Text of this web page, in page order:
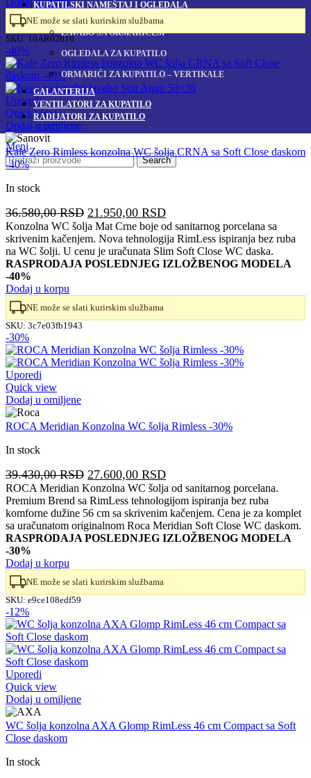
KUPATILSKI NAMEŠTAJ I OGLEDALA
LAVABO SA ORMARIĆEM
OGLEDALA ZA KUPATILO
ORMARIĆI ZA KUPATILO – VERTIKALE
GALANTERIJA
VENTILATORI ZA KUPATILO
RADIJATORI ZA KUPATILO
Meni
Search
NE može se slati kurirskim službama
SKU: 10AR02010
-40%
Uporedi
Quick view
Dodaj u omiljene
Kale Zero Rimless konzolna WC šolja CRNA sa Soft Close daskom
-40%
In stock
36.580,00RSD Originalna
cena
je
bila:
36.580,00 RSD.
21.950,00 RSDTrenutna
cena
je:
21.950,00 RSD.
Konzolna WC šolja Mat Crne boje od sanitarnog porcelana sa
skrivenim kačenjem. Nova tehnologija RimLess ispiranja bez ruba
na WC šolji. U cenu je uračunata Slim Soft Close WC daska.
RASPRODAJA POSLEDNJEG IZLOŽBENOG MODELA
-40%
Dodaj u korpu
NE može se slati kurirskim službama
SKU: 3c7e03fb1943
-30%
Uporedi
Quick view
Dodaj u omiljene
ROCA Meridian Konzolna WC šolja Rimless -30%
In stock
39.430,00RSD Originalna
cena
je
bila:
39.430,00 RSD.
27.600,00 RSDTrenutna
cena
je:
27.600,00 RSD.
ROCA Meridian Konzolna WC šolja od sanitarnog porcelana.
Premium Brend sa RimLess tehnologijom ispiranja bez ruba
komforne dužine 56 cm sa skrivenim kačenjem. Cena je za komplet
sa uračunatom originalnom Roca Meridian Soft Close WC daskom.
RASPRODAJA POSLEDNJEG IZLOŽBENOG MODELA
-30%
Dodaj u korpu
NE može se slati kurirskim službama
SKU: e9ce108edf59
-12%
Uporedi
Quick view
Dodaj u omiljene
WC šolja konzolna AXA Glomp RimLess 46 cm Compact sa Soft
Close daskom
In stock